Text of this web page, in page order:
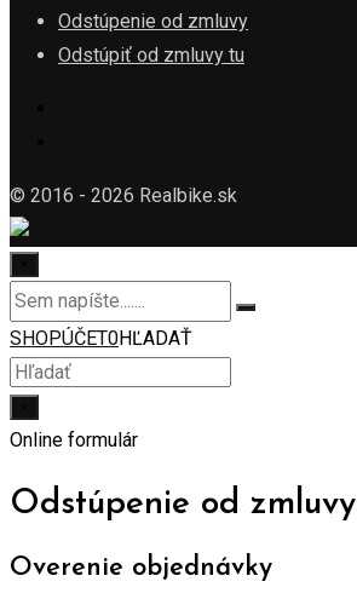
Odstúpenie od zmluvy
Odstúpiť od zmluvy tu
© 2016 - 2026 Realbike.sk
SHOPÚČET0HĽADAŤ
Online formulár
Odstúpenie od zmluvy
Overenie objednávky